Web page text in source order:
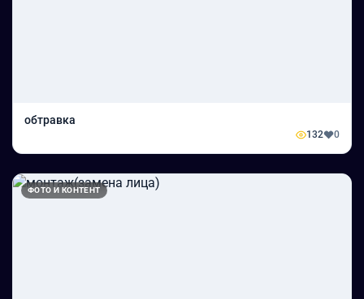
обтравка
132 0
ФОТО И КОНТЕНТ